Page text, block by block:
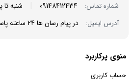
شماره تماس:
09148412434 شنبه تا پنجشنبه 9 صبح
آدرس ایمیل: در پیام رسان ها 24 ساعته پاسخگو هستیم | info@mantoarghavan.com
منوی پرکاربرد
حساب کاربری